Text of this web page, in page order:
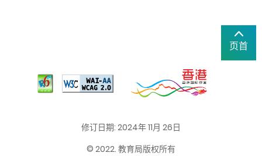
页首
修订日期: 2024年 11月 26日
© 2022. 教育局版权所有